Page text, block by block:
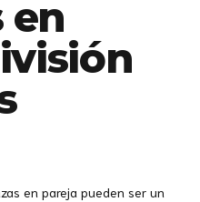
en
en pareja pueden ser un